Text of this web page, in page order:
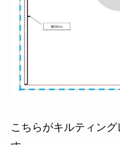
こちらがキルティン